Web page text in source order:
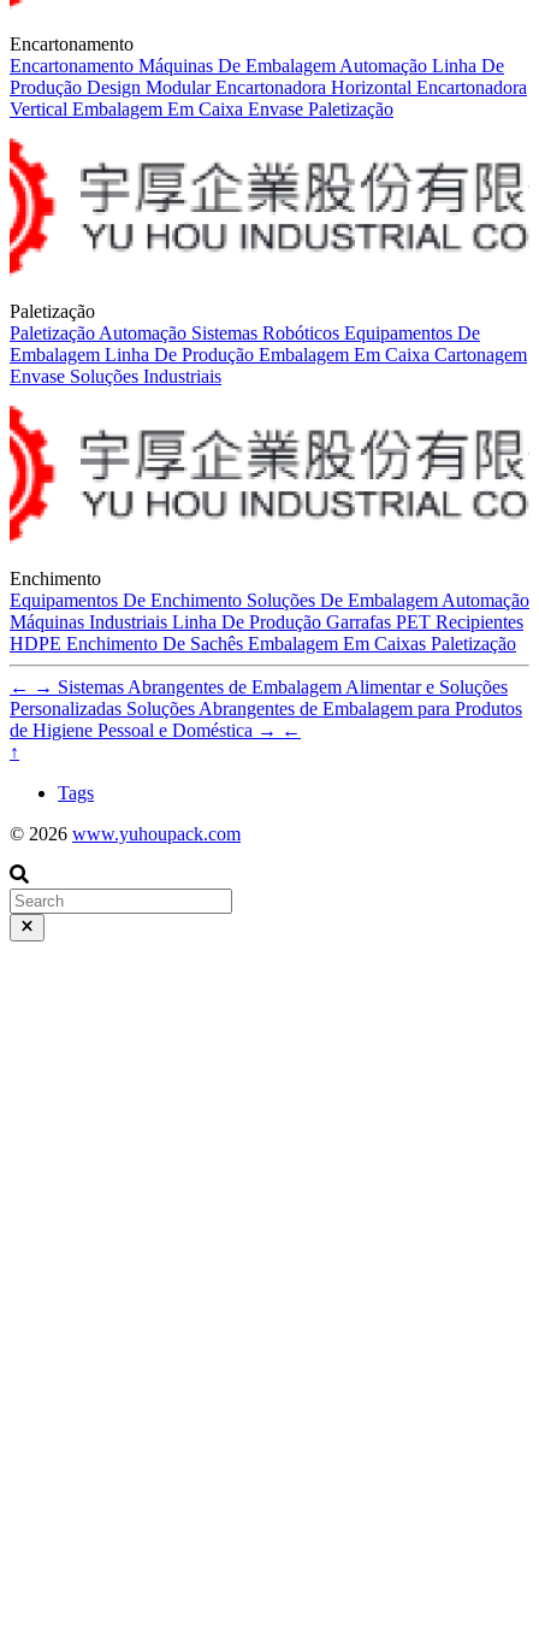
Encartonamento
Encartonamento Máquinas De Embalagem Automação Linha De
Produção Design ModularEncartonadora Horizontal Encartonadora
Vertical Embalagem Em Caixa Envase Paletização
Paletização
Paletização Automação Sistemas Robóticos Equipamentos De
Embalagem Linha De Produção Embalagem Em Caixa Cartonagem
Envase Soluções Industriais
Enchimento
Equipamentos De Enchimento Soluções De Embalagem Automação
Máquinas Industriais Linha De Produção Garrafas PET Recipientes
HDPE Enchimento De Sachês Embalagem Em Caixas Paletização
← → Sistemas Abrangentes de Embalagem Alimentar e Soluções
Personalizadas Soluções Abrangentes de Embalagem para Produtos
de Higiene Pessoal e Doméstica → ←
↑
Tags
© 2026 www.yuhoupack.com